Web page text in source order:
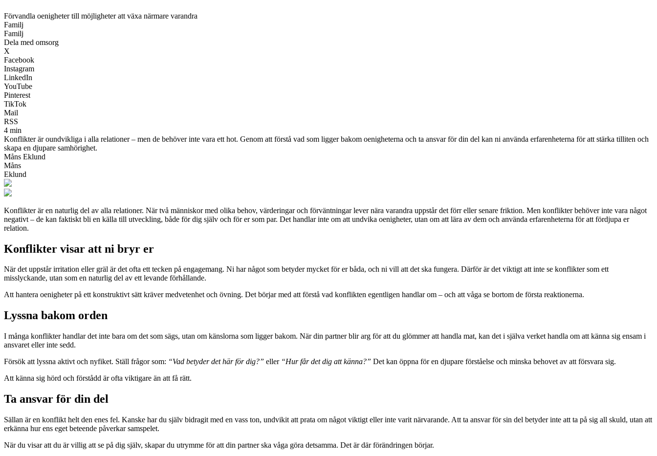
Förvandla oenigheter till möjligheter att växa närmare varandra
Familj
Familj
Dela med omsorg
X
Facebook
Instagram
LinkedIn
YouTube
Pinterest
TikTok
Mail
RSS
4 min
Konflikter är oundvikliga i alla relationer – men de behöver inte vara ett hot. Genom att förstå vad som ligger bakom oenigheterna och ta ansvar för din del kan ni använda erfarenheterna för att stärka tilliten och
skapa en djupare samhörighet.
Måns Eklund
Måns
Eklund
Konflikter är en naturlig del av alla relationer. När två människor med olika behov, värderingar och förväntningar lever nära varandra uppstår det förr eller senare friktion. Men konflikter behöver inte vara något
negativt – de kan faktiskt bli en källa till utveckling, både för dig själv och för er som par. Det handlar inte om att undvika oenigheter, utan om att lära av dem och använda erfarenheterna för att fördjupa er
relation.
Konflikter visar att ni bryr er
När det uppstår irritation eller gräl är det ofta ett tecken på engagemang. Ni har något som betyder mycket för er båda, och ni vill att det ska fungera. Därför är det viktigt att inte se konflikter som ett
misslyckande, utan som en naturlig del av ett levande förhållande.
Att hantera oenigheter på ett konstruktivt sätt kräver medvetenhet och övning. Det börjar med att förstå vad konflikten egentligen handlar om – och att våga se bortom de första reaktionerna.
Lyssna bakom orden
I många konflikter handlar det inte bara om det som sägs, utan om känslorna som ligger bakom. När din partner blir arg för att du glömmer att handla mat, kan det i själva verket handla om att känna sig ensam i
ansvaret eller inte sedd.
Försök att lyssna aktivt och nyfiket. Ställ frågor som: “Vad betyder det här för dig?” eller “Hur får det dig att känna?” Det kan öppna för en djupare förståelse och minska behovet av att försvara sig.
Att känna sig hörd och förstådd är ofta viktigare än att få rätt.
Ta ansvar för din del
Sällan är en konflikt helt den enes fel. Kanske har du själv bidragit med en vass ton, undvikit att prata om något viktigt eller inte varit närvarande. Att ta ansvar för sin del betyder inte att ta på sig all skuld, utan att
erkänna hur ens eget beteende påverkar samspelet.
När du visar att du är villig att se på dig själv, skapar du utrymme för att din partner ska våga göra detsamma. Det är där förändringen börjar.